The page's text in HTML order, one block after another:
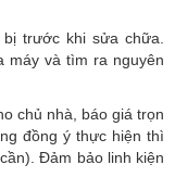
trước khi sửa chữa.
máy và tìm ra nguyên
chủ nhà, báo giá trọn
đồng ý thực hiện thì
Đảm bảo linh kiện